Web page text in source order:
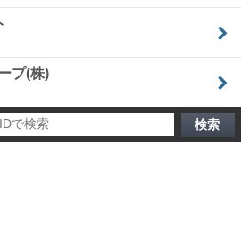
プ(株)
検索